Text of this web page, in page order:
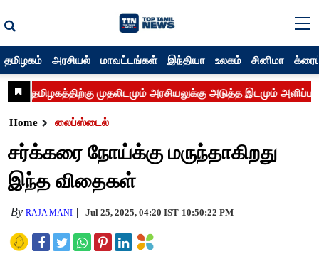
தமிழகம் அரசியல் மாவட்டங்கள் இந்தியா உலகம் சினிமா
Home லைப்ஸ்டைல்
சர்க்கரை நோய்க்கு மருந்தாகிறது
இந்த விதைகள்
ByRAJA MANI Jul 25, 2025, 04:20 IST 10:50:22 PM